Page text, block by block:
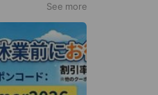
See more